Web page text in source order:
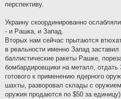
перспективу.
Украину скоординированно
- и Рашка, и Запад.
Вторых нам сейчас прытаются
в реальности именно Запад
баллистические ракеты Рашке,
бомбардировщики на металл, отдать
готового к применению ядерного
шахты, разворовал склады с
оружия продаются по $50 за